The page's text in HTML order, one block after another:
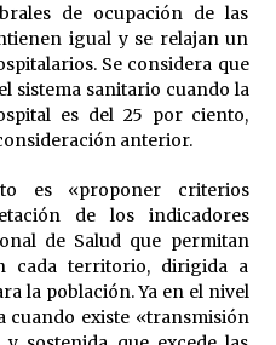
de ocupación de las
igual y se relajan un
Se considera que
sistema sanitario cuando la
es del 25 por ciento,
anterior.
es «proponer criterios
de los indicadores
de Salud que permitan
cada territorio, dirigida a
la población. Ya en el nivel
cuando existe «transmisión